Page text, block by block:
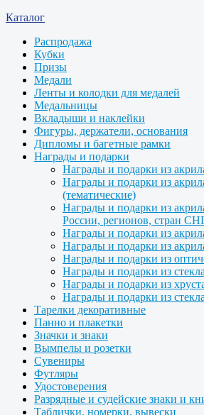
Каталог
Распродажа
Кубки
Призы
Медали
Ленты и колодки для медалей
Медальницы
Вкладыши и наклейки
Фигуры, держатели, основания
Дипломы и багетные рамки
Награды и подарки
Награды и подарки из
Награды и подарки из
(тематические)
Награды и подарки из
России, регионов, стран
Награды и подарки из
Награды и подарки из
Награды и подарки из
Награды и подарки из стекла
Награды и подарки из
Награды и подарки из
Тарелки декоративные
Панно и плакетки
Значки и знаки
Вымпелы и розетки
Сувениры
Футляры
Удостоверения
Разрядные и судейские знаки и
Таблички, номерки, вывески